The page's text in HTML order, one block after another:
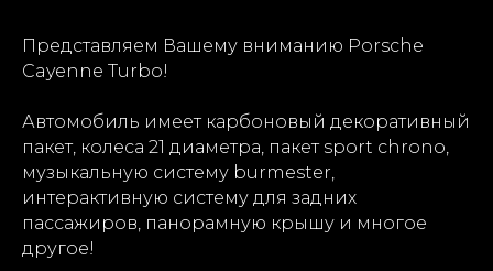
Представляем Вашему вниманию Porsche
Cayenne Turbo!
Автомобиль имеет карбоновый декоративный
пакет, колеса 21 диаметра, пакет sport chrono,
музыкальную систему burmester,
интерактивную систему для задних
пассажиров, панорамную крышу и многое
другое!